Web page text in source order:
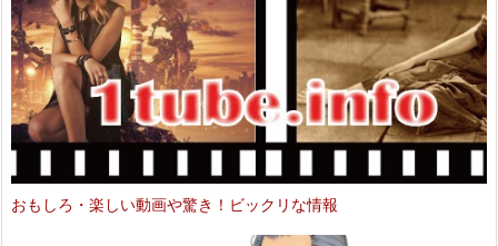
おもしろ・楽しい動画や驚き！ビックリな情報